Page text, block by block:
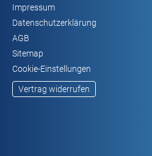
Impressum
Datenschutzerklärung
AGB
Sitemap
Cookie-Einstellungen
Vertrag widerrufen